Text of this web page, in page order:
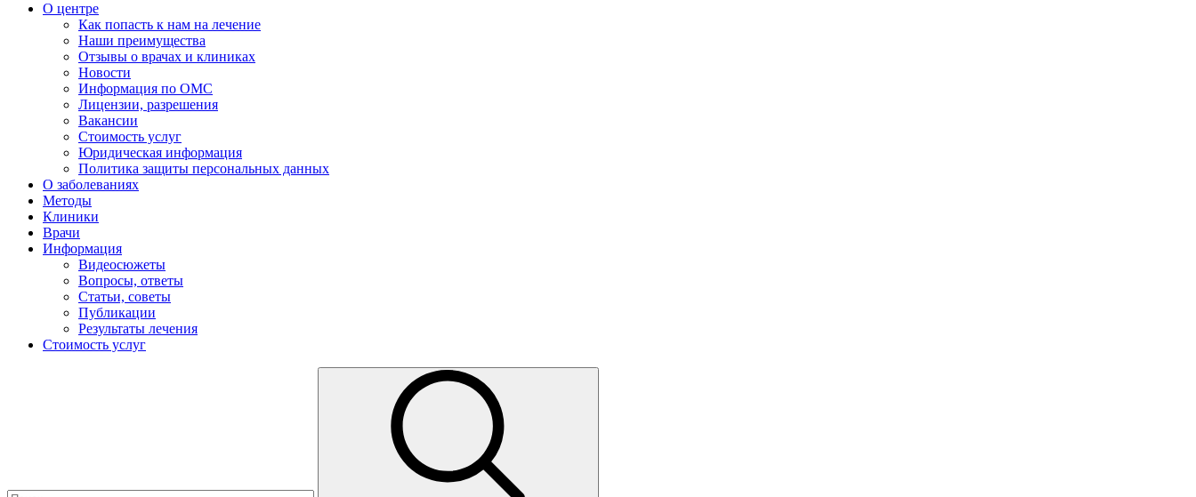
О центре
Как попасть к нам на лечение
Наши преимущества
Отзывы о врачах и клиниках
Новости
Информация по ОМС
Лицензии, разрешения
Вакансии
Стоимость услуг
Юридическая информация
Политика защиты персональных данных
О заболеваниях
Методы
Клиники
Врачи
Информация
Видеосюжеты
Вопросы, ответы
Статьи, советы
Публикации
Результаты лечения
Стоимость услуг